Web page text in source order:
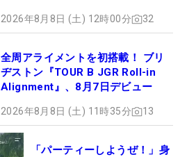
2026年8月8日 (土) 12時00分 32
全周アライメントを初搭載！ ブリ
ヂストン『TOUR B JGR Roll-in
Alignment』、8月7日デビュー
2026年8月8日 (土) 11時35分 13
「パーティーしようぜ！」身